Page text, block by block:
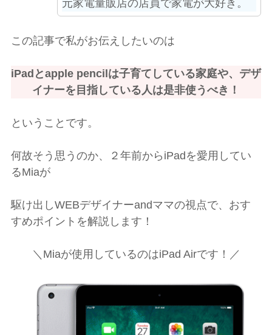
元家電量販店の店員で家電が大好き。
この記事で私がお伝えしたいのは
iPadとapple pencilは子育てしている家庭や、デザ
イナーを目指している人は是非使うべき！
ということです。
何故そう思うのか、２年前からiPadを愛用してい
るMiaが
駆け出しWEBデザイナーandママの視点で、おす
すめポイントを解説します！
＼Miaが使用しているのはiPad Airです！／